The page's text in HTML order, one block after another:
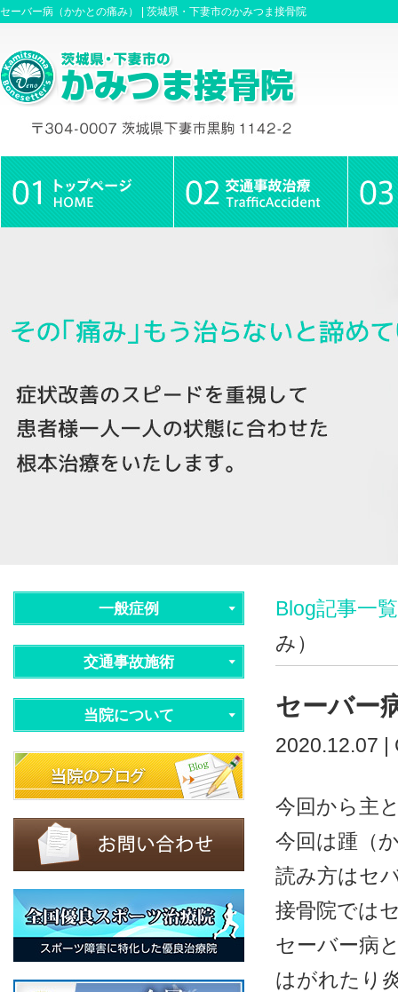
セーバー病（かかとの痛み） | 茨城県・下妻市のかみつま接骨院
Blog記事一覧
み）
セーバー
2020.12.07
今回から主
今回は踵（
読み方はセ
接骨院では
セーバー病
はがれたり
一般症例
交通事故施術
当院について